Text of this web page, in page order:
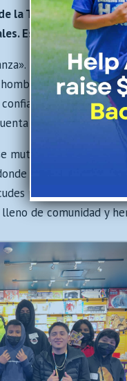
la Tutoría, hemos
Estas son algunas
de que puedo
mutuamente».
te sientes
para que te
de comunidad y